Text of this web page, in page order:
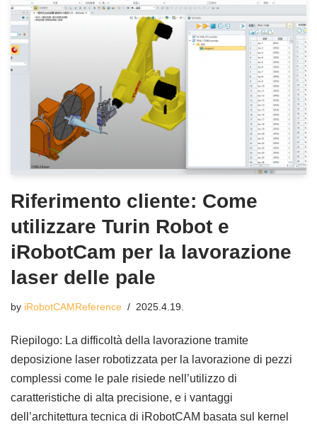
Riferimento cliente: Come
utilizzare Turin Robot e
iRobotCam per la lavorazione
laser delle pale
by iRobotCAMReference 2025.4.19.
Riepilogo: La difficoltà della lavorazione tramite
deposizione laser robotizzata per la lavorazione di pezzi
complessi come le pale risiede nell’utilizzo di
caratteristiche di alta precisione, e i vantaggi
dell’architettura tecnica di iRobotCAM basata sul kernel